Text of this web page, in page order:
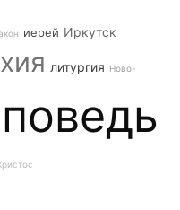
иерей Иркутск
литургия Ново-